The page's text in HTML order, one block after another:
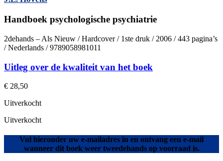
Handboek psychologische psychiatrie
2dehands – Als Nieuw / Hardcover / 1ste druk / 2006 / 443 pagina’s
/ Nederlands / 9789058981011
Uitleg over de kwaliteit van het boek
€ 28,50
Uitverkocht
Uitverkocht
Vul hieronder uw e-mailadres in en ontvang een e-mail
wanneer dit boek weer tweedehands op voorraad is.